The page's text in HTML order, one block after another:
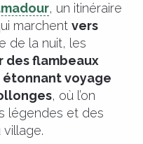
, un itinéraire
marchent vers
de la nuit, les
des flambeaux
étonnant voyage
, où l’on
légendes et des